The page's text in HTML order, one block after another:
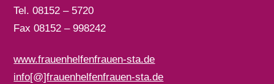
Tel. 08152 – 5720
Fax 08152 – 998242
www.frauenhelfenfrauen-sta.de
info[@]frauenhelfenfrauen-sta.de